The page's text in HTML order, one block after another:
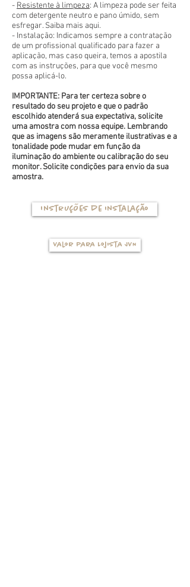
- Resistente à limpeza: A limpeza pode ser feita
com detergente neutro e pano úmido, sem
esfregar. Saiba mais aqui.
- Instalação: Indicamos sempre a contratação
de um profissional qualificado para fazer a
aplicação, mas caso queira, temos a apostila
com as instruções, para que você mesmo
possa aplicá-lo.
IMPORTANTE: Para ter certeza sobre o
resultado do seu projeto e que o padrão
escolhido atenderá sua expectativa, solicite
uma amostra com nossa equipe. Lembrando
que as imagens são meramente ilustrativas e a
tonalidade pode mudar em função da
iluminação do ambiente ou calibração do seu
monitor. Solicite condições para envio da sua
amostra.
Instruções de instalação
Valor para Lojista JVN